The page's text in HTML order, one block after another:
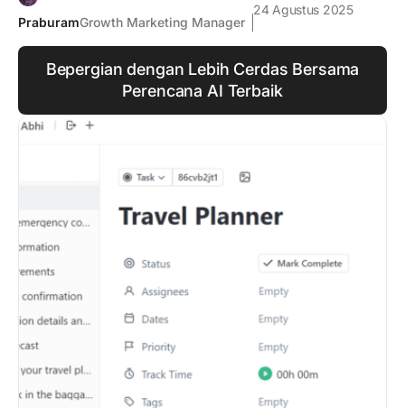
PraburamGrowth Marketing Manager
24 Agustus 2025
Bepergian dengan Lebih Cerdas Bersama
Perencana AI Terbaik